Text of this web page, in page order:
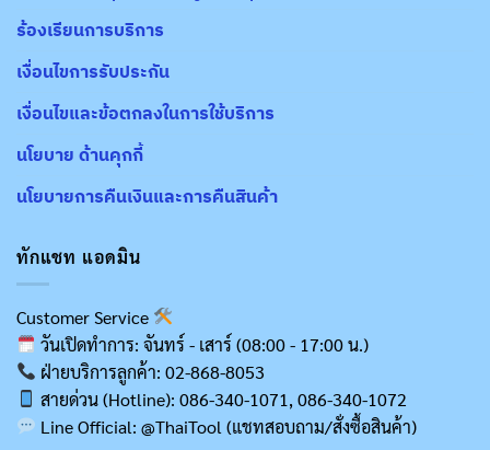
ร้องเรียนการบริการ
เงื่อนไขการรับประกัน
เงื่อนไขและข้อตกลงในการใช้บริการ
นโยบาย ด้านคุกกี้
นโยบายการคืนเงินและการคืนสินค้า
ทักแชท แอดมิน
Customer Service
วันเปิดทำการ: จันทร์ - เสาร์ (08:00 - 17:00 น.)
ฝ่ายบริการลูกค้า: 02-868-8053
สายด่วน (Hotline): 086-340-1071, 086-340-1072
Line Official: @ThaiTool (แชทสอบถาม/สั่งซื้อสินค้า)